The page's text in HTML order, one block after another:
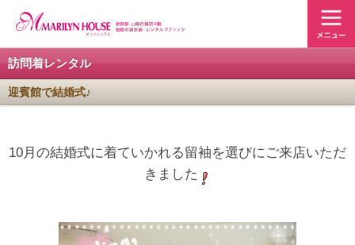
訪問着レンタル
迎賓館で結婚式♪
10月の結婚式に着ていかれる留袖を選びにご来店いただ
きました